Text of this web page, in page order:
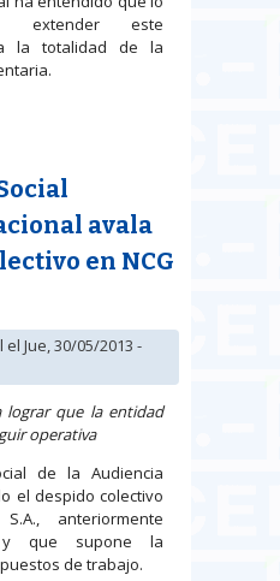
extender este
la totalidad de la
está todo dicho
avala
en NCG
el Jue, 30/05/2013 -
lograr que la entidad
operativa
de la Audiencia
el despido colectivo
anteriormente
y que supone la
de trabajo.